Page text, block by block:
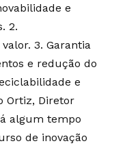
e
2.
3. Garantia
e redução do
e
Ortiz, Diretor
algum tempo
de inovação